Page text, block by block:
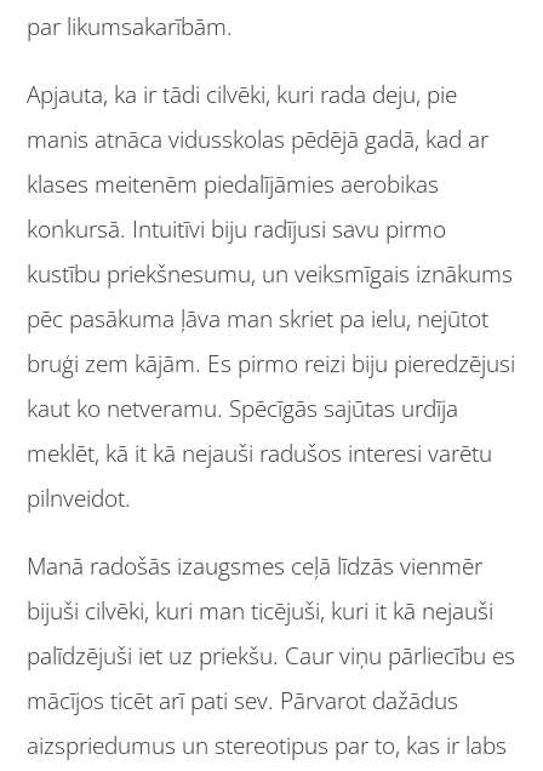
par likumsakarībām.
Apjauta, ka ir tādi cilvēki, kuri rada deju, pie
manis atnāca vidusskolas pēdējā gadā, kad ar
klases meitenēm piedalījāmies aerobikas
konkursā. Intuitīvi biju radījusi savu pirmo
kustību priekšnesumu, un veiksmīgais iznākums
pēc pasākuma ļāva man skriet pa ielu, nejūtot
bruģi zem kājām. Es pirmo reizi biju pieredzējusi
kaut ko netveramu. Spēcīgās sajūtas urdīja
meklēt, kā it kā nejauši radušos interesi varētu
pilnveidot.
Manā radošās izaugsmes ceļā līdzās vienmēr
bijuši cilvēki, kuri man ticējuši, kuri it kā nejauši
palīdzējuši iet uz priekšu. Caur viņu pārliecību es
mācījos ticēt arī pati sev. Pārvarot dažādus
aizspriedumus un stereotipus par to, kas ir labs